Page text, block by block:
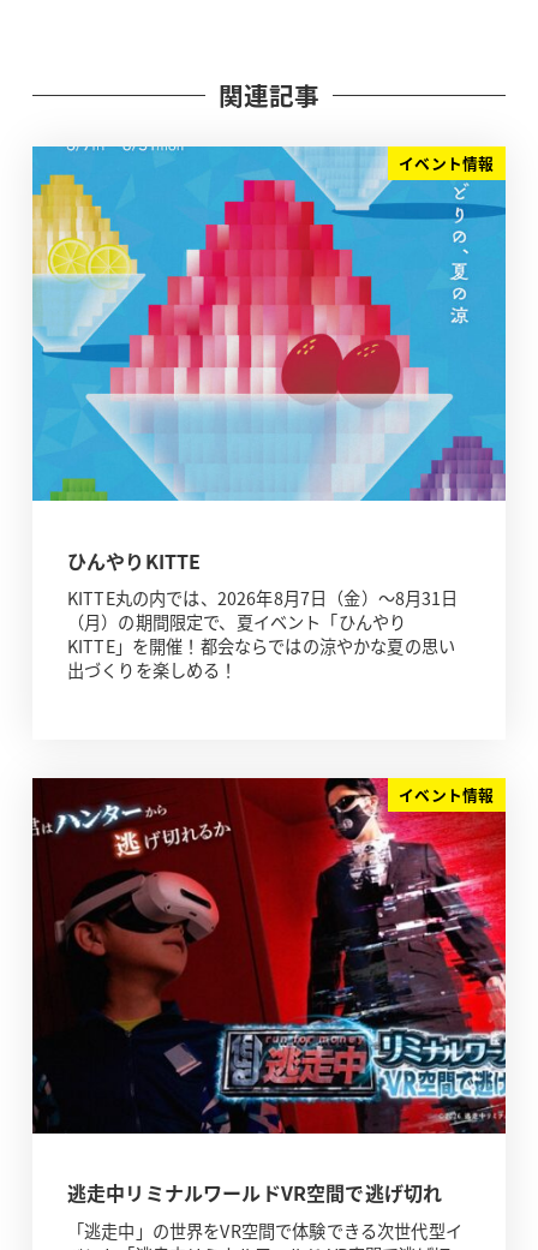
関連記事
イベント情報
ひんやりKITTE
KITTE丸の内では、2026年8月7日（金）～8月31日
（月）の期間限定で、夏イベント「ひんやり
KITTE」を開催！都会ならではの涼やかな夏の思い
出づくりを楽しめる！
イベント情報
逃走中リミナルワールドVR空間で逃げ切れ
「逃走中」の世界をVR空間で体験できる次世代型イ